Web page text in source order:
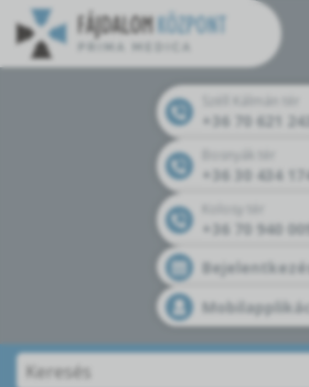
+36 70 621
+36 30 434
+36 70 940